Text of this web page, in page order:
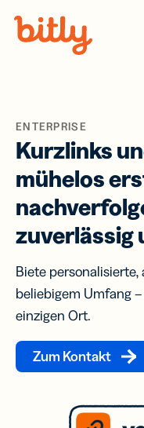
ENTERPRISE
Kurzlinks
mühelos
zuverlässig
Biete
beliebigem Umfang
einzigen Ort.
Zum Kontakt